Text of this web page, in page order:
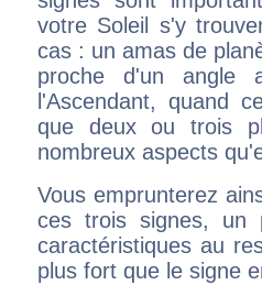
votre Soleil s'y
cas : un amas de
proche d'un
l'Ascendant, quand
que deux ou trois
nombreux aspects
Vous emprunterez
ces trois signes, un
caractéristiques au
plus fort que le signe